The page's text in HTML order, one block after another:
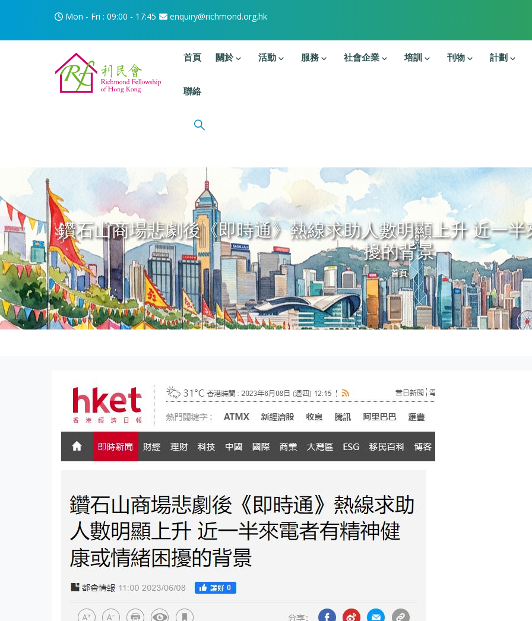
Mon - Fri : 09:00 - 17:45 enquiry@richmond.org.hk
主選單
首頁 關於 活動 服務 社會企業 培訓 刊物 計劃
聯絡
鑽石山商場悲劇後《即時通》熱線求助人數明顯上升 近一
擾的背景
導航連結
首頁